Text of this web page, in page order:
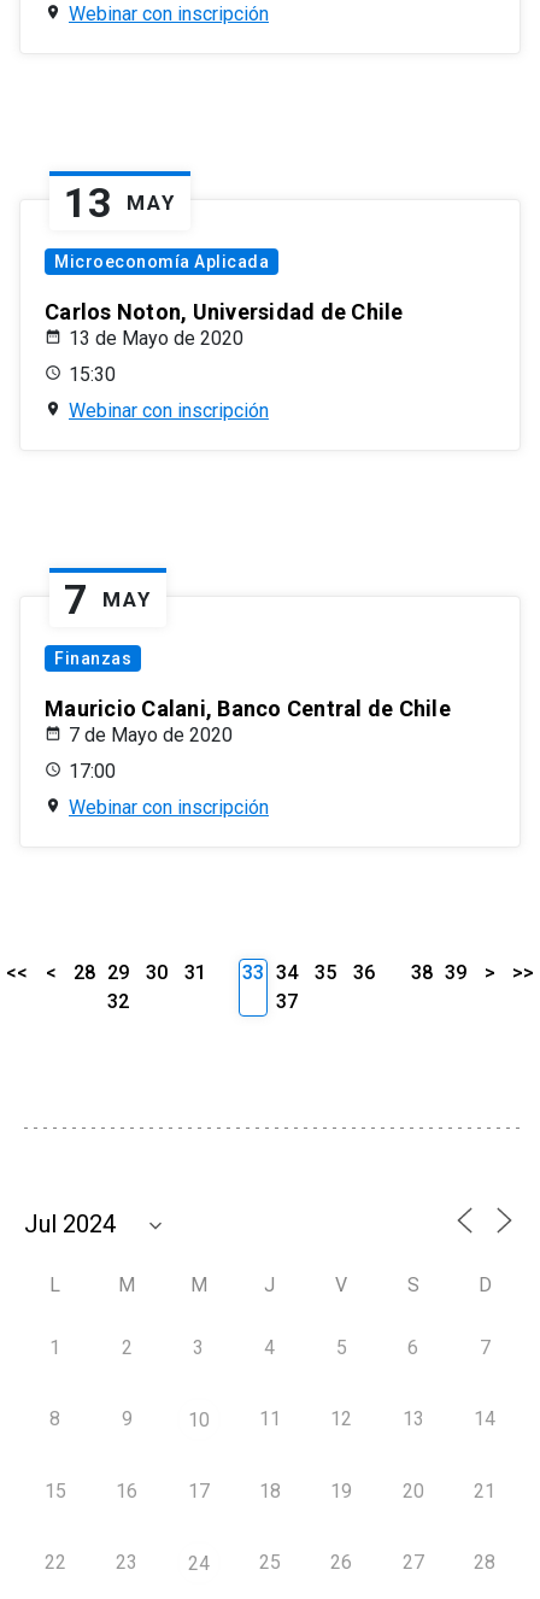
Webinar con inscripción
13 MAY
Microeconomía Aplicada
Carlos Noton, Universidad de Chile
13 de Mayo de 2020
15:30
Webinar con inscripción
7 MAY
Finanzas
Mauricio Calani, Banco Central de Chile
7 de Mayo de 2020
17:00
Webinar con inscripción
<< < 28 29 30
31
32
33 34 35
36
37
38 39 > >>
L M M J V S D
1 2 3 4 5 6 7
8 9 10 11 12 13 14
15 16 17 18 19 20 21
22 23 24 25 26 27 28